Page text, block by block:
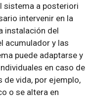
sistema a posteriori
intervenir en la
instalación del
acumulador y las
puede adaptarse y
en caso de
vida, por ejemplo,
o se altera en